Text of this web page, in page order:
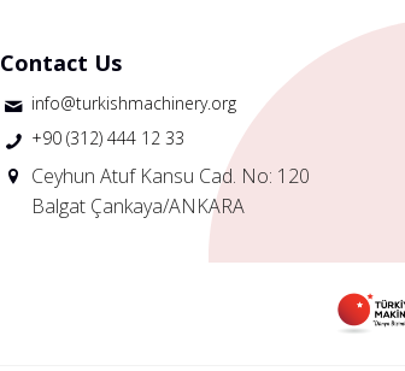
Contact Us
info@turkishmachinery.org
+90 (312) 444 12 33
Ceyhun Atuf Kansu Cad. No: 120
Balgat Çankaya/ANKARA